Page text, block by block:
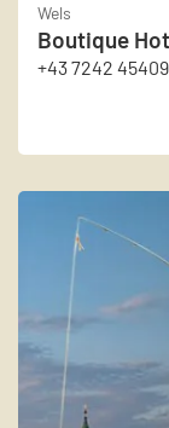
Wels
Boutique
+43 7242 45409